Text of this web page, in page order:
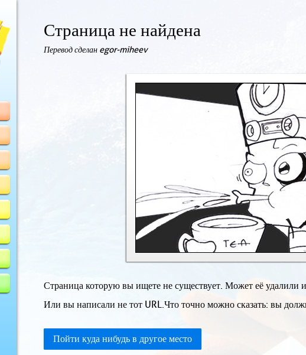
Страница не найдена
Перевод сделан egor-miheev
Страница которую вы ищете не существует. Может её
Или вы написали не тот URL.Что точно можно сказать: вы
Пойти куда нибудь в другое место